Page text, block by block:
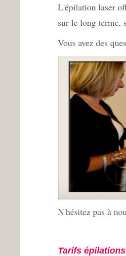
L'épilation laser
sur le long terme,
Vous avez des
N'hésitez pas à
Tarifs